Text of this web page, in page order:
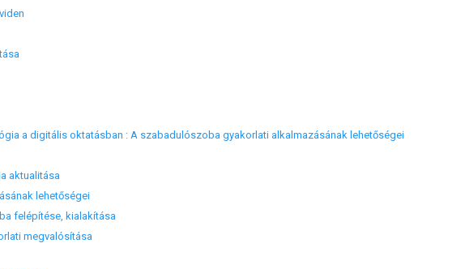
a digitális oktatásban : A szabadulószoba gyakorlati alkalmazásának lehetőségei
aktualitása
lehetőségei
felépítése, kialakítása
megvalósítása